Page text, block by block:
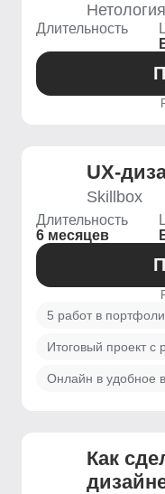
Нетология
Длительность
UX-
Skillbox
Длительность
6 месяцев
5 работ в
Итоговый проект с
Онлайн в удобное
Как